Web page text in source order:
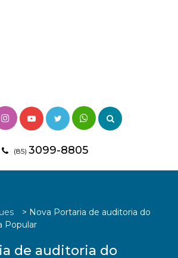
(85) 3099-8805
> Nova Portaria de auditoria do
Popular
de auditoria do